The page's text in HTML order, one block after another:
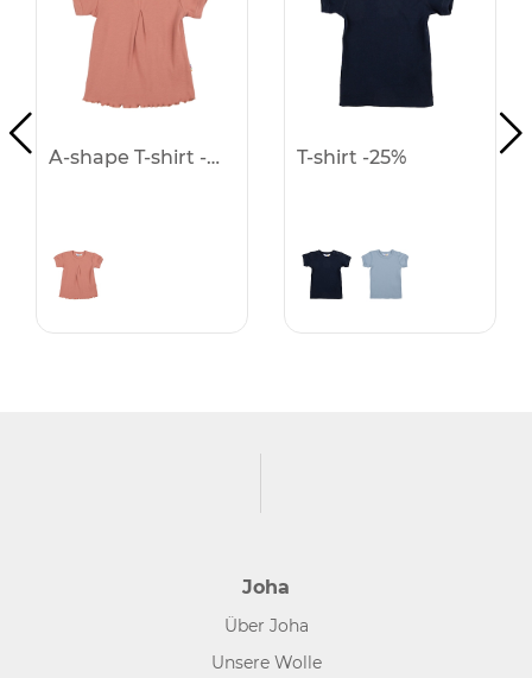
A-shape T-shirt -25% T-shirt -25%
Joha
Über Joha
Unsere Wolle